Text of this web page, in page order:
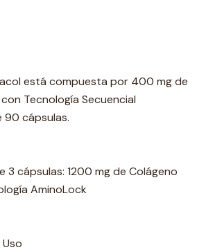
está compuesta por 400 mg de
Tecnología Secuencial
90 cápsulas.
3 cápsulas: 1200 mg de Colágeno
AminoLock